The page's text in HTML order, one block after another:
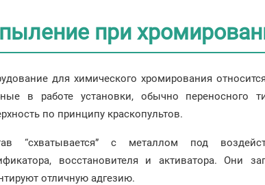
при
для химического хромирования
в работе установки, обычно переносного
по принципу краскопультов.
“схватывается” с металлом под
восстановителя и активатора. Они
отличную адгезию.